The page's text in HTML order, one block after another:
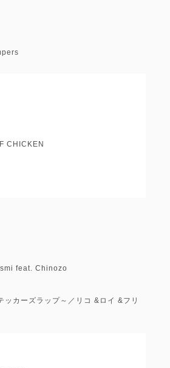
CHICKEN
feat. Chinozo
ッカーズラップ～／リコ &ロイ &フリ